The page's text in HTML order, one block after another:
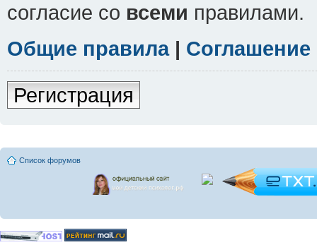
согласие со всеми правилами.
Общие правила|
Регистрация
Список форумов